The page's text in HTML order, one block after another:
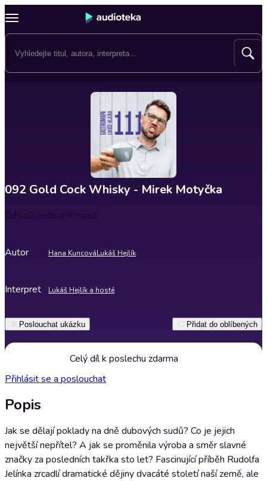
092 Gold Cock Whisky - Mirek Motyčka
Délka1 hodina 4 minut
Autor Hana KuncováLukáš Hejlík
Interpret Lukáš Hejlík a hosté
Poslouchat ukázku Přidat do oblíbených
Celý díl k poslechu zdarma
Přihlásit se a poslouchat
Popis
Jak se dělají poklady na dně dubových sudů? Co je jejich
největší nepřítel? A jak se proměnila výroba a směr slavné
značky za posledních takřka sto let? Fascinující příběh Rudolfa
Jelínka zrcadlí dramatické dějiny dvacáté století naší země, ale